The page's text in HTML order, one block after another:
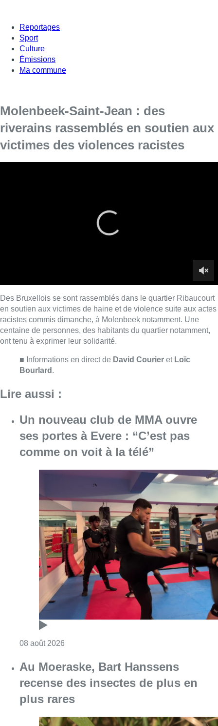
Reportages
Sport
Culture
Émissions
Ma commune
Molenbeek-Saint-Jean : des
riverains rassemblés en soutien aux
victimes des violences racistes
ont tenu à exprimer leur solidarité.
■ Informations en direct de David Courier
Un nouveau club de MMA ouvre
ses portes à Evere : “C’est pas
comme on voit à la télé”
08 août 2026Consulter l'article "Un nouveau club de
Au Moeraske, Bart Hanssens
recense des insectes de plus en
plus rares